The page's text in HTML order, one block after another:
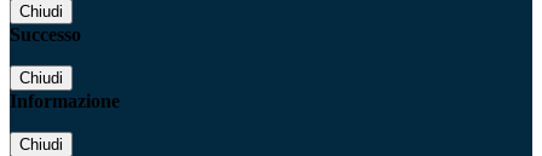
Chiudi
Successo
Chiudi
Informazione
Chiudi